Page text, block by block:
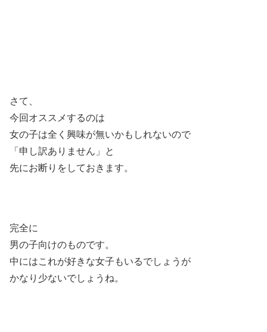
さて、
今回オススメするのは
女の子は全く興味が無いかもしれないので
「申し訳ありません」と
先にお断りをしておきます。
完全に
男の子向けのものです。
中にはこれが好きな女子もいるでしょうが
かなり少ないでしょうね。